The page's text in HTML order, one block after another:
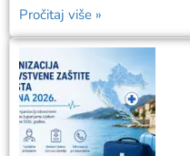
Pročitaj više »